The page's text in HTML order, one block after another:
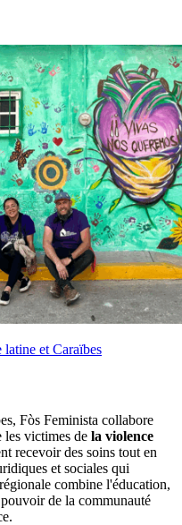
latine et Caraïbes
Fòs Feminista collabore
les victimes de la violence
recevoir des soins tout en
et sociales qui
combine l'éducation,
de la communauté